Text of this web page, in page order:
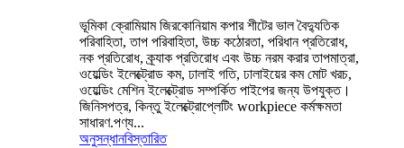
ভূমিকা ক্রোমিয়াম জিরকোনিয়াম কপার শীটের ভাল বৈদ্যুতিক
পরিবাহিতা, তাপ পরিবাহিতা, উচ্চ কঠোরতা, পরিধান প্রতিরোধ,
নক প্রতিরোধ, ক্র্যাক প্রতিরোধ এবং উচ্চ নরম করার তাপমাত্রা,
ওয়েল্ডিং ইলেক্ট্রোড কম, ঢালাই গতি, ঢালাইয়ের কম মোট খরচ,
ওয়েল্ডিং মেশিন ইলেক্ট্রোড সম্পর্কিত পাইপের জন্য উপযুক্ত।
জিনিসপত্র, কিন্তু ইলেক্ট্রোপ্লেটিং workpiece কর্মক্ষমতা
সাধারণ.পণ্য...
অনুসন্ধানবিস্তারিত